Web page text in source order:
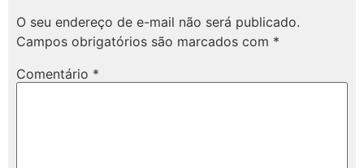
O seu endereço de e-mail não será publicado.
Campos obrigatórios são marcados com *
Comentário *